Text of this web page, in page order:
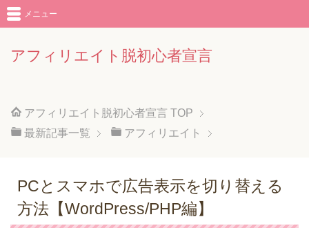
アフィリエイト脱初心者宣言
メニュー
アフィリエイト脱初心者宣言 TOP
最新記事一覧
アフィリエイト
PCとスマホで広告表示を切り替える
方法【WordPress/PHP編】